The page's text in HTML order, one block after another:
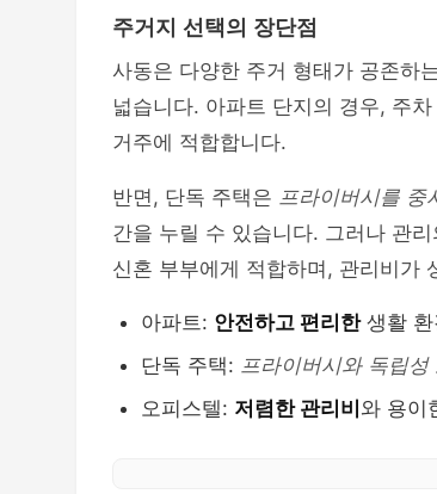
주거지 선택의 장단점
사동은 다양한 주거 형태가 공존하
넓습니다. 아파트 단지의 경우, 주
거주에 적합합니다.
반면, 단독 주택은 프라이버시를 중
간을 누릴 수 있습니다. 그러나 관
신혼 부부에게 적합하며, 관리비가
아파트: 안전하고 편리한생활 환
단독 주택: 프라이버시와 독립성
오피스텔: 저렴한 관리비 와 용이